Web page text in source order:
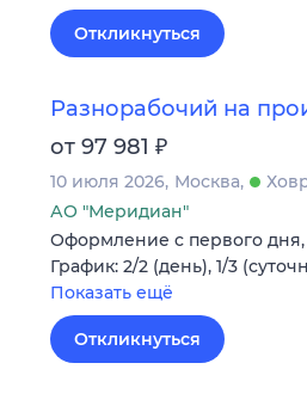
Откликнуться
Разнорабочий на
от 97 981 ₽
10 июля 2026 Москва
АО "Меридиан"
Оформление c первого дня,
График: 2/2 (день), 1/3
Показать ещё
Откликнуться